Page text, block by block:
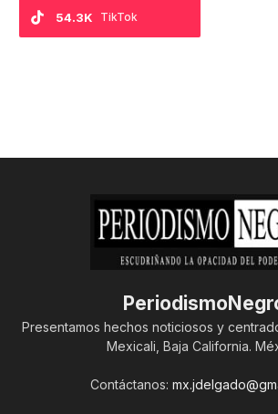
TikTok
54.3K
Presentamos hechos noticiosos y
Mexicali, Baja California.
Contáctanos: